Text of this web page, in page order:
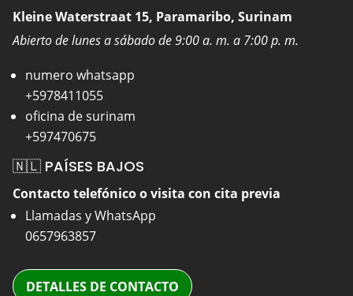
Kleine Waterstraat 15, Paramaribo, Surinam
Abierto de lunes a sábado de 9:00 a. m. a 7:00 p. m.
numero whatsapp
+5978411055
oficina de surinam
+597470675
🇳🇱 PAÍSES BAJOS
Contacto telefónico o visita con cita previa
Llamadas y WhatsApp
0657963857
DETALLES DE CONTACTO